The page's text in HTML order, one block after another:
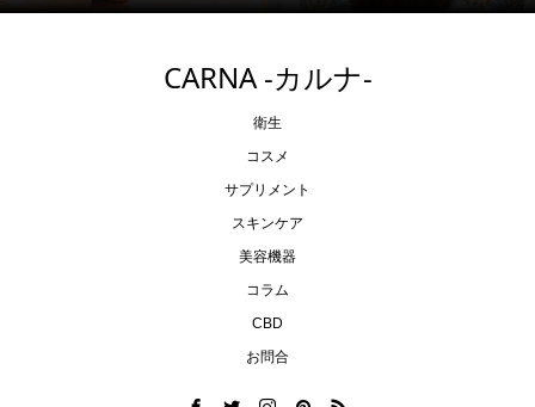
CARNA -カルナ-
衛生
コスメ
サプリメント
スキンケア
美容機器
コラム
CBD
お問合